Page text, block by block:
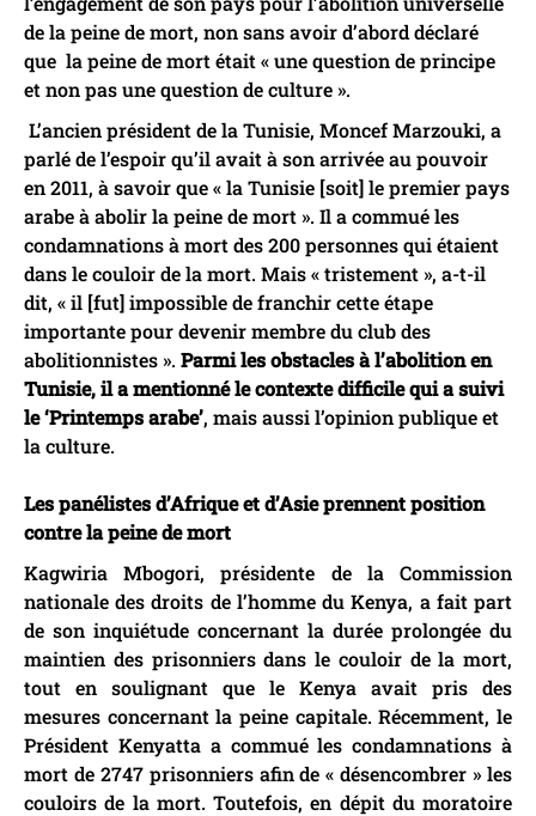
de la peine de mort, non sans avoir d’abord déclaré
que la peine de mort était « une question de principe
et non pas une question de culture ».
L’ancien président de la Tunisie, Moncef Marzouki, a
parlé de l’espoir qu’il avait à son arrivée au pouvoir
en 2011, à savoir que « la Tunisie [soit] le premier pays
arabe à abolir la peine de mort ». Il a commué les
condamnations à mort des 200 personnes qui étaient
dans le couloir de la mort. Mais « tristement », a-t-il
dit, « il [fut] impossible de franchir cette étape
importante pour devenir membre du club des
abolitionnistes ». Parmi les obstacles à l’abolition en
Tunisie, il a mentionné le contexte difficile qui a suivi
le ‘Printemps arabe’, mais aussi l’opinion publique et
la culture.
Les panélistes d’Afrique et d’Asie prennent position
contre la peine de mort
Kagwiria Mbogori, présidente de la Commission
nationale des droits de l’homme du Kenya, a fait part
de son inquiétude concernant la durée prolongée du
maintien des prisonniers dans le couloir de la mort,
tout en soulignant que le Kenya avait pris des
mesures concernant la peine capitale. Récemment, le
Président Kenyatta a commué les condamnations à
mort de 2747 prisonniers afin de « désencombrer » les
couloirs de la mort. Toutefois, en dépit du moratoire